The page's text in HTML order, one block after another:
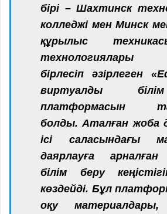
бірі – Шахтинск
колледжі мен Минск
құрылыс
технологиялары
бірлесіп әзірлеген
виртуалды
платформасын
болды. Аталған жоба
ісі саласындағы
даярлауға
білім беру
көздейді. Бұл
оқу материалдары,